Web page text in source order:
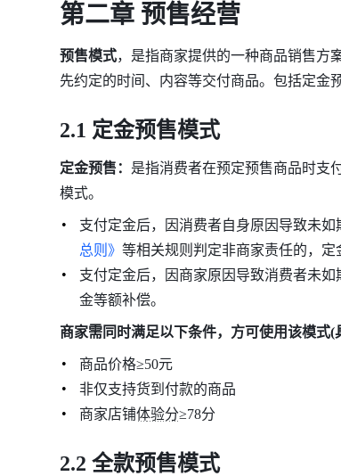
第二章 预售经营
预售模式，是指商家提供的一种商品销售方
先约定的时间、内容等交付商品。包括定金
2.1 定金预售模式
定金预售： 是指消费者在预定预售商品时支
模式。
支付定金后，因消费者自身原因导致未
总则》 等相关规则判定非商家责任的，定
支付定金后，因商家原因导致消费者未
金等额补偿。
商家需同时满足以下条件，方可使用该模式(
商品价格≥50元
非仅支持货到付款的商品
商家店铺体验分≥78分
2.2 全款预售模式